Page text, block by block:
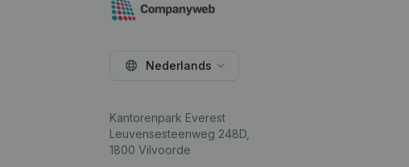
Nederlands
Kantorenpark Everest
Leuvensesteenweg 248D,
1800 Vilvoorde